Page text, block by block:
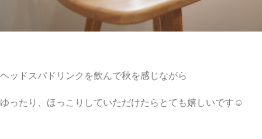
ヘッドスパドリンクを飲んで秋を感じながら
ゆったり、ほっこりしていただけたらとても嬉しいです☺︎